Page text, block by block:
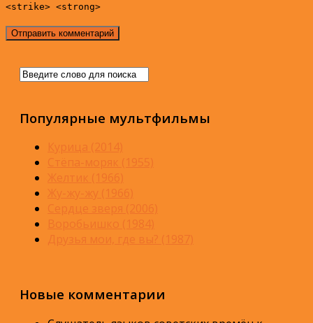
<strike> <strong>
Популярные мультфильмы
Курица (2014)
Стёпа-моряк (1955)
Желтик (1966)
Жу-жу-жу (1966)
Сердце зверя (2006)
Воробьишко (1984)
Друзья мои, где вы? (1987)
Новые комментарии